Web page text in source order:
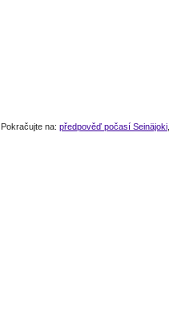
Pokračujte na: předpověď počasí Seinäjoki